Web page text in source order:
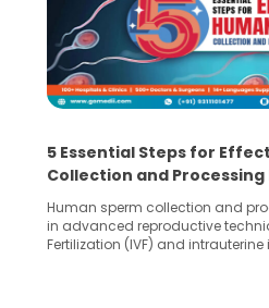
5 Essential Steps for
Collection and
Human sperm collection and
in advanced reproductive
Fertilization (IVF) and